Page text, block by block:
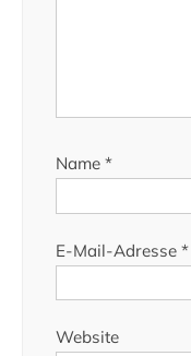
Name *
E-Mail-Adresse *
Website